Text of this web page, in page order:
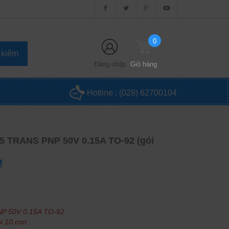
Đăng nhập Giỏ hàng
0
Hotline : (028) 62700104
TRANS PNP 50V 0.15A TO-92 (gói
50V 0.15A TO-92
10 con